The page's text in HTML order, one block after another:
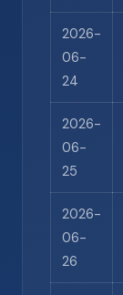
2026-
06-
24
2026-
06-
25
2026-
06-
26